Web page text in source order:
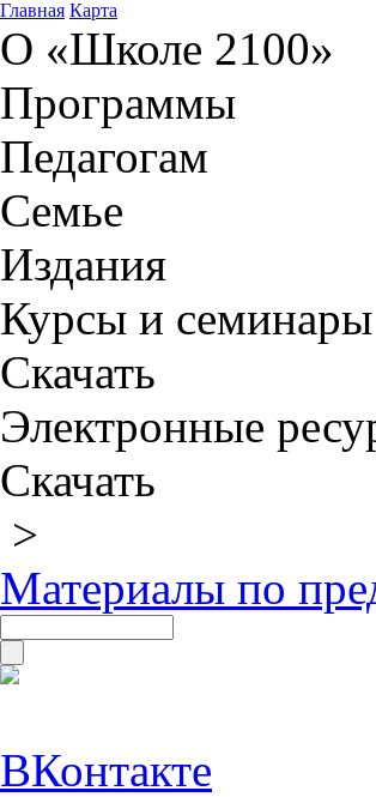
Главная Карта
О «Школе 2100»
Программы
Педагогам
Семье
Издания
Курсы и семинары
Скачать
Электронные
Скачать
>
Материалы по
ВКонтакте